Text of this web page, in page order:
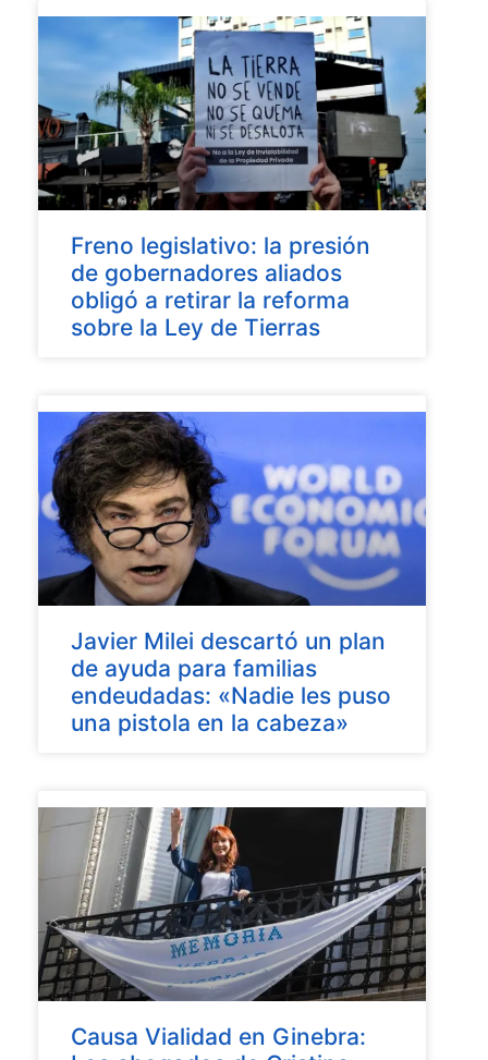
Freno legislativo: la presión
de gobernadores aliados
obligó a retirar la reforma
sobre la Ley de Tierras
Javier Milei descartó un plan
de ayuda para familias
endeudadas: «Nadie les puso
una pistola en la cabeza»
Causa Vialidad en Ginebra: